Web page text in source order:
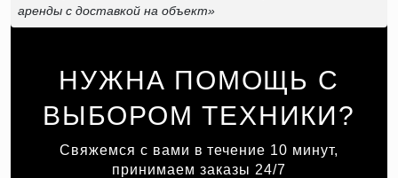
НУЖНА ПОМОЩЬ С
ВЫБОРОМ ТЕХНИКИ?
Свяжемся с вами в течение 10 минут,
принимаем заказы 24/7
аренды с доставкой на объект»